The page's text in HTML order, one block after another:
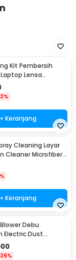
Kit Pembersih
Laptop Lensa
1016
+ Keranjang
Cleaning Layar
Cleaner Microfiber
1017
+ Keranjang
Blower Debu
Electric Dust
30W - BB
26%